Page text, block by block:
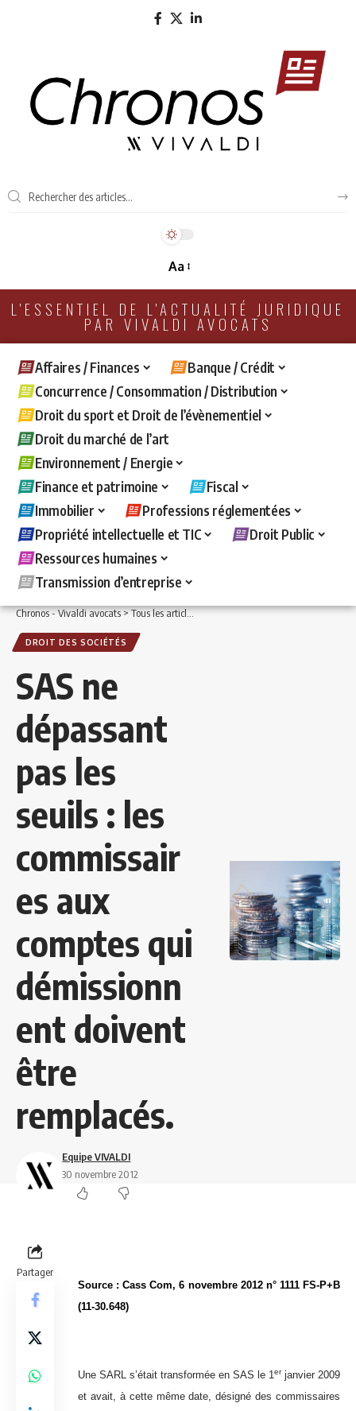
Aa
L'ESSENTIEL DE L'ACTUALITÉ JURIDIQUE
PAR VIVALDI AVOCATS
Affaires / Finances
Banque / Crédit
Concurrence / Consommation / Distribution
Droit du sport et Droit de l’évènementiel
Droit du marché de l’art
Environnement / Energie
Finance et patrimoine
Fiscal
Immobilier
Professions réglementées
Propriété intellectuelle et TIC
Droit Public
Ressources humaines
Transmission d’entreprise
Chronos - Vivaldi avocats>Tous les articles >Affaires / Finances>Droit des
DROIT DES SOCIÉTÉS
SAS ne
dépassant
pas les
seuils : les
commissair
es aux
comptes qui
démissionn
ent doivent
être
remplacés.
Equipe VIVALDI
30 novembre 2012
Partager
Source : Cass Com, 6 novembre 2012 n° 1111 FS-P+B
(11-30.648)
Une SARL s’était transformée en SAS le 1erjanvier 2009
et avait, à cette même date, désigné des commissaires